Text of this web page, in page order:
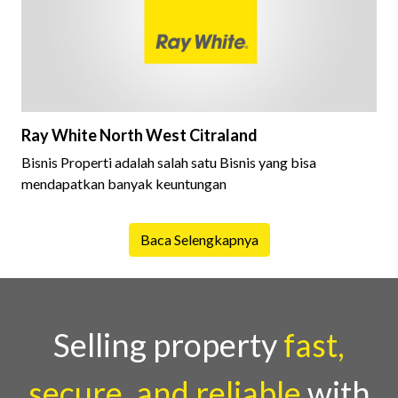
Ray White North West Citraland
Bisnis Properti adalah salah satu Bisnis yang bisa
mendapatkan banyak keuntungan
Baca Selengkapnya
Selling propertyfast,